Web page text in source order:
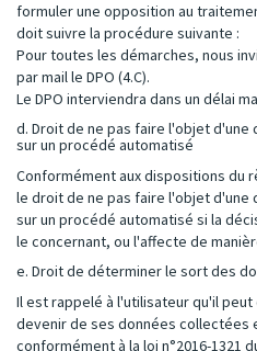
formuler une opposition au
doit suivre la procédure suivante :
Pour toutes les démarches, nous
par mail le DPO (4.C).
Le DPO interviendra dans un délai
d. Droit de ne pas faire l'objet
sur un procédé automatisé
Conformément aux dispositions du
le droit de ne pas faire l'objet
sur un procédé automatisé si la
le concernant, ou l'affecte de
e. Droit de déterminer le sort des
Il est rappelé à l'utilisateur qu'il
devenir de ses données collectées
conformément à la loi n°2016-1321